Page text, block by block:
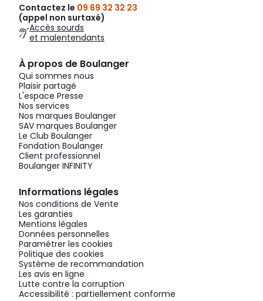
Contactez le 09 69 32 32 23
(appel non surtaxé)
Accès sourds
et malentendants
À propos de Boulanger
Qui sommes nous
Plaisir partagé
L'espace Presse
Nos services
Nos marques Boulanger
SAV marques Boulanger
Le Club Boulanger
Fondation Boulanger
Client professionnel
Boulanger INFINITY
Informations légales
Nos conditions de Vente
Les garanties
Mentions légales
Données personnelles
Paramétrer les cookies
Politique des cookies
Système de recommandation
Les avis en ligne
Lutte contre la corruption
Accessibilité : partiellement conforme